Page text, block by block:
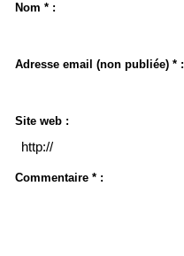
Nom * :
Adresse email (non publiée) * :
Site web :
Commentaire * :